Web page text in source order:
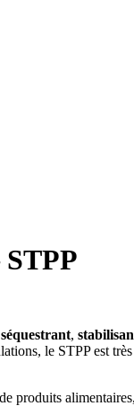
,
le STPP est
produits